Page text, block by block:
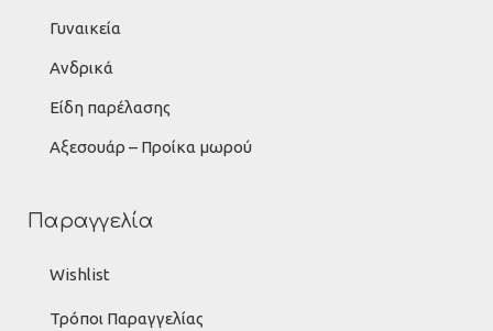
Γυναικεία
Ανδρικά
Είδη παρέλασης
Αξεσουάρ – Προίκα μωρού
Παραγγελία
Wishlist
Τρόποι Παραγγελίας